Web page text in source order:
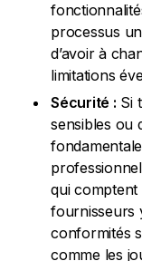
processus
d’avoir à
limitations
Sécurité : Si
sensibles ou
qui comptent
fournisseurs
conformités
comme les